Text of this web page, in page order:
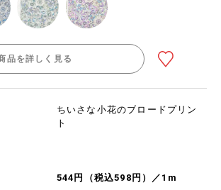
品を詳しく見る
ちいさな小花のブロードプリン
ト
544円（税込598円）／1m